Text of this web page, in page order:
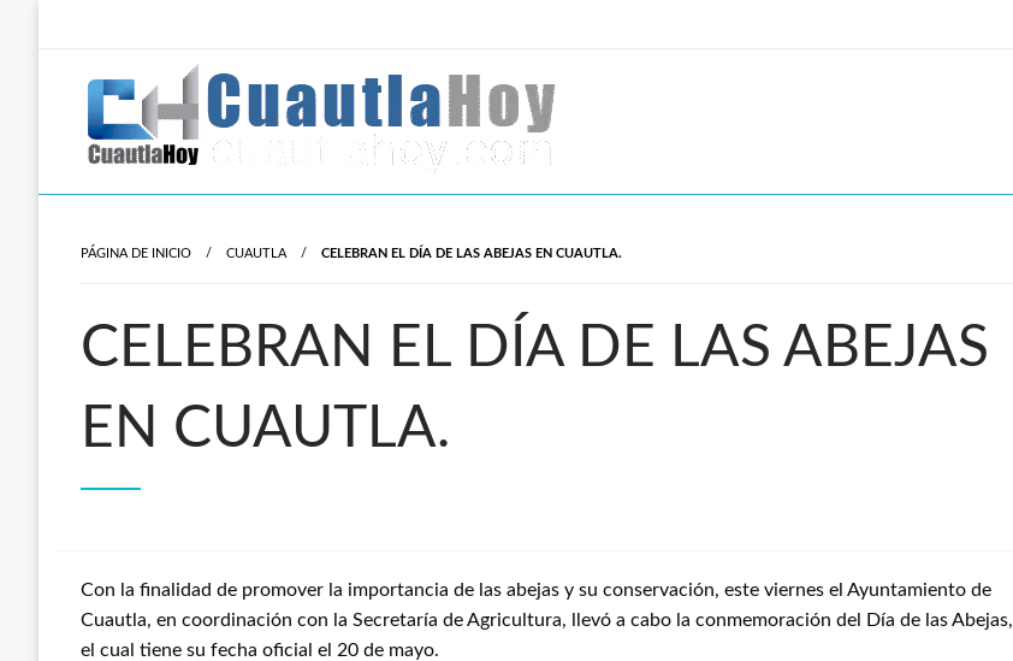
Revista digital del oriente de Morelos.
PÁGINA DE INICIO CUAUTLA CELEBRAN EL DÍA DE LAS ABEJAS EN CUAUTLA.
CELEBRAN EL DÍA DE LAS ABEJAS
EN CUAUTLA.
Con la finalidad de promover la importancia de las abejas y su conservación, este viernes el Ayuntamiento de
Cuautla, en coordinación con la Secretaría de Agricultura, llevó a cabo la conmemoración del Día de las Abejas,
el cual tiene su fecha oficial el 20 de mayo.